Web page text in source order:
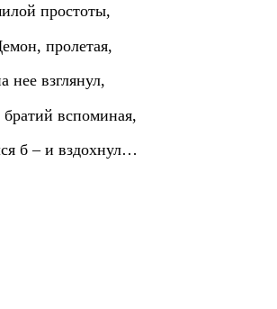
простоты,
пролетая,
нее взглянул,
вспоминая,
б – и вздохнул…